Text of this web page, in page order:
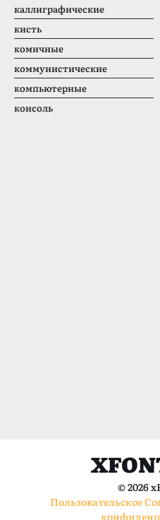
каллиграфические
кисть
комичные
коммунистические
компьютерные
консоль
© 2026
Пользовательское